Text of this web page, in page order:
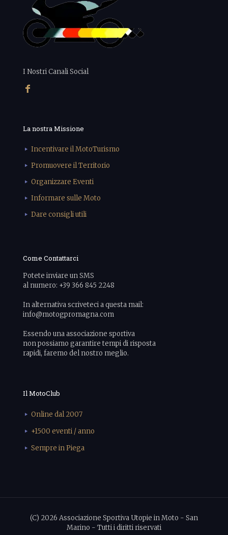
I Nostri Canali Social
La nostra Missione
Incentivare il MotoTurismo
Promuovere il Territorio
Organizzare Eventi
Informare sulle Moto
Dare consigli utili
Come Contattarci
Potete inviare un SMS
al numero: +39 366 845 2248
In alternativa scriveteci a questa mail:
info@motogpromagna.com
Essendo una associazione sportiva
non possiamo garantire tempi di risposta
rapidi, faremo del nostro meglio.
Il MotoClub
Online dal 2007
+1500 eventi / anno
Sempre in Piega
(C) 2026 Associazione Sportiva Utopie in Moto - San
Marino - Tutti i diritti riservati